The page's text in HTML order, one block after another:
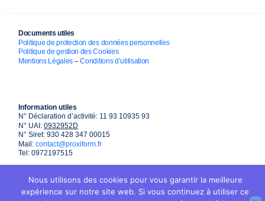
Documents utiles
Politique de protection des données personnelles
Politique de gestion des Cookies
Mentions Légales –Conditions d’utilisation
Information utiles
N° Déclaration d’activité: 11 93 10935 93
N° UAI: 0932952D
N° Siret: 930 428 347 00015
Mail: contact@proxiform.fr
Tel: 0972197515
Nous utilisons des cookies pour vous garantir la meilleure
expérience sur notre site web. Si vous continuez à utiliser ce